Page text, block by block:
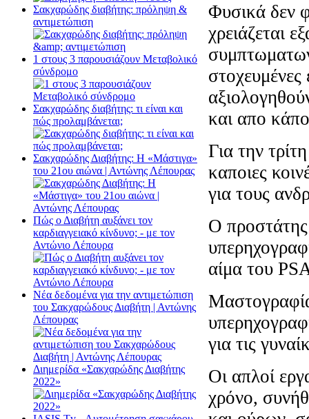
Φυσικά δεν
χρειάζεται
στοχευμένες
και απο
Για την
καποιες
για τους
Ο προστάτης
αίμα του
για τις
Οι απλοί
χρόνο,
Σακχαρώδης διαβήτης: πρόληψη &
αντιμετώπιση
1 στους 3 παρουσιάζουν Μεταβολικό
σύνδρομο
Σακχαρώδης διαβήτης: τι είναι και
πώς προλαμβάνεται;
Σακχαρώδης Διαβήτης: Η «Μάστιγα»
του 21ου αιώνα | Αντώνης Λέπουρας
Πώς ο Διαβήτη αυξάνει τον
καρδιαγγειακό κίνδυνο; - με τον
Αντώνιο Λέπουρα
Νέα δεδομένα για την αντιμετώπιση
του Σακχαρώδους Διαβήτη | Αντώνης
Λέπουρας
Διημερίδα «Σακχαρώδης Διαβήτης
2022»